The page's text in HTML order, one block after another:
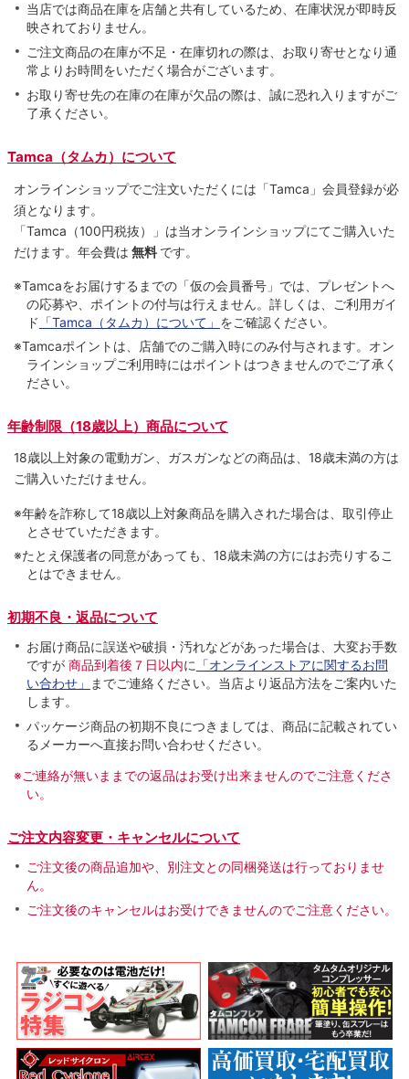
当店では商品在庫を店舗と共有しているため、在庫状況が即時反
映されておりません。
ご注文商品の在庫が不足・在庫切れの際は、お取り寄せとなり通
常よりお時間をいただく場合がございます。
お取り寄せ先の在庫の在庫が欠品の際は、誠に恐れ入りますがご
了承ください。
Tamca（タムカ）について
オンラインショップでご注⽂いただくには「Tamca」会員登録が必
須となります。
「Tamca （100円税抜）
」は当オンラインショップにてご購⼊いた
だけます。 年会費は 無料 です。
※Tamcaをお届けするまでの「仮の会員番号」では、プレゼントへ
の応募や、ポイントの付与は⾏えません。詳しくは、ご利⽤ガイ
ド 「Tamca（タムカ）について」 をご確認ください。
※Tamcaポイントは、店舗でのご購⼊時にのみ付与されます。オン
ラインショップご利用時にはポイントはつきませんのでご了承く
ださい。
年齢制限（18歳以上）商品について
18歳以上対象の電動ガン、ガスガンなどの商品は、18歳未満の方は
ご購入いただけません。
※年齢を詐称して18歳以上対象商品を購入された場合は、取引停止
とさせていただきます。
※たとえ保護者の同意があっても、18歳未満の方にはお売りするこ
とはできません。
初期不良・返品について
お届け商品に誤送や破損・汚れなどがあった場合は、大変お手数
ですが 商品到着後７日以内に 「オンラインストアに関するお問
い合わせ」
までご連絡ください。当店より返品方法をご案内いた
します。
パッケージ商品の初期不良につきましては、商品に記載されてい
るメーカーへ直接お問い合わせください。
※ご連絡が無いままでの返品はお受け出来ませんのでご注意くださ
い。
ご注文内容変更・キャンセルについて
ご注文後の商品追加や、別注文との同梱発送は行っておりませ
ん。
ご注文後のキャンセルはお受けできませんのでご注意ください。